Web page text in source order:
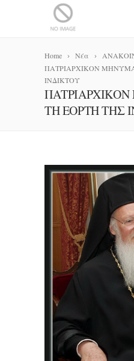
Home Νέα
ΠΑΤΡΙΑΡΧΙΚΟΝ
ΙΝΔΙΚΤΟΥ
ΤΗ ΕΟΡΤΗ ΤΗΣ